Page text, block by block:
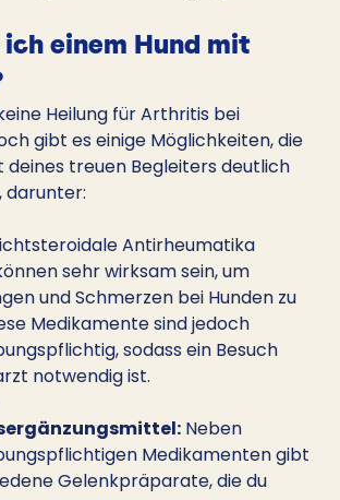
einem Hund mit
Heilung für Arthritis bei
gibt es einige Möglichkeiten, die
deines treuen Begleiters deutlich
darunter:
Antirheumatika
sehr wirksam sein, um
und Schmerzen bei Hunden zu
Medikamente sind jedoch
sodass ein Besuch
notwendig ist.
Neben
Medikamenten gibt
Gelenkpräparate, die du